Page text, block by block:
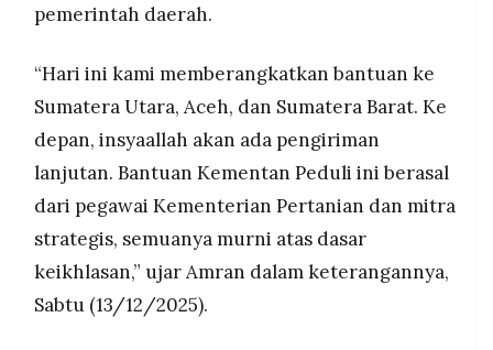
pemerintah daerah.
“Hari ini kami memberangkatkan bantuan ke
Sumatera Utara, Aceh, dan Sumatera Barat. Ke
depan, insyaallah akan ada pengiriman
lanjutan. Bantuan Kementan Peduli ini berasal
dari pegawai Kementerian Pertanian dan mitra
strategis, semuanya murni atas dasar
keikhlasan,” ujar Amran dalam keterangannya,
Sabtu (13/12/2025).